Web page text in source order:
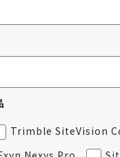
Trimble SiteVision